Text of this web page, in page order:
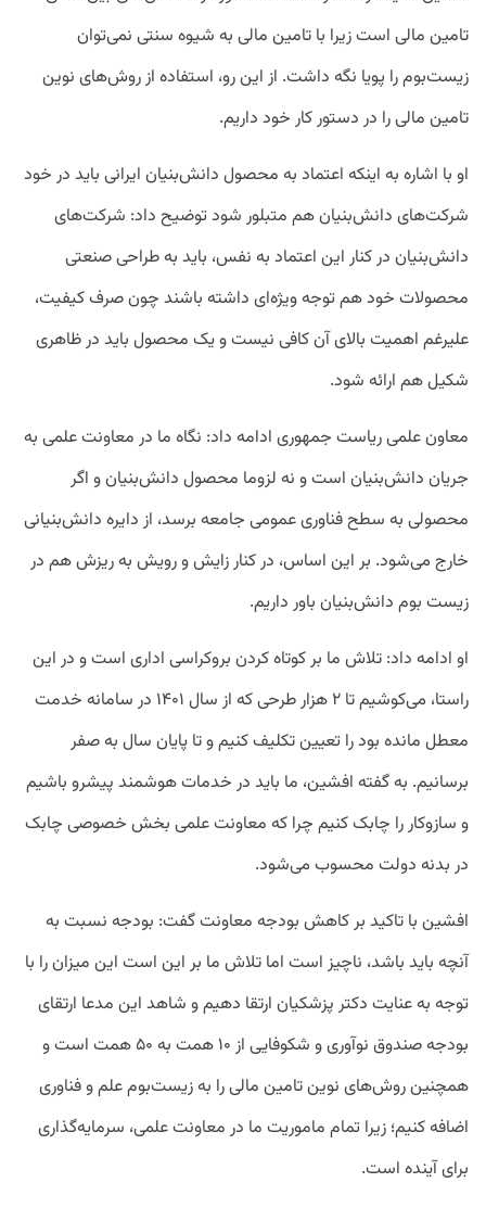
تامین مالی است زیرا با تامین مالی به شیوه سنتی نمی‌توان
زیست‌بوم را پویا نگه‌‌ داشت. از این رو، استفاده از روش‌های نوین
تامین مالی را در دستور کار خود داریم.
او با اشاره به اینکه اعتماد به محصول دانش‌بنیان ایرانی باید در خود
شرکت‌های دانش‌بنیان هم متبلور شود‌ توضیح داد: شرکت‌های
دانش‌بنیان در کنار این اعتماد به نفس، باید به طراحی صنعتی
محصولات خود هم توجه ویژه‌ای داشته باشند چون صرف کیفیت،
علیرغم اهمیت بالای آن کافی نیست و یک محصول باید در ظاهری
شکیل هم ارائه شود.
معاون علمی ریاست جمهوری ادامه داد: نگاه ما در معاونت علمی به
جریان دانش‌بنیان است و نه لزوما محصول دانش‌بنیان و اگر
محصولی به سطح فناوری عمومی جامعه برسد، از دایره دانش‌بنیانی
خارج می‌شود. بر این اساس، در کنار زایش و رویش به ریزش هم در
زیست بوم دانش‌بنیان باور داریم.
او ادامه داد: تلاش ما بر کوتاه کردن بروکراسی اداری است و در این
راستا، می‌کوشیم تا ۲ هزار طرحی که از سال ۱۴۰۱ در سامانه خدمت
معطل مانده‌ بود را تعیین تکلیف کنیم و تا پایان سال به صفر
برسانیم. به گفته افشین، ما باید در خدمات هوشمند پیشرو باشیم
و سازوکار را چابک کنیم چرا که معاونت علمی بخش خصوصی چابک
در بدنه دولت محسوب می‌شود.
افشین با تاکید بر کاهش بودجه معاونت گفت: بودجه نسبت به
آنچه باید باشد، ناچیز است اما تلاش ما بر این است این میزان را با
توجه به عنایت دکتر پزشکیان ارتقا دهیم و شاهد این مدعا ارتقای
بودجه صندوق نوآوری و شکوفایی از ۱۰ همت به ۵۰ همت است و
همچنین روش‌های نوین تامین مالی را به زیست‌بوم علم و فناوری
اضافه کنیم؛ زیرا تمام ماموریت ما در معاونت علمی، سرمایه‌گذاری
برای آینده است.